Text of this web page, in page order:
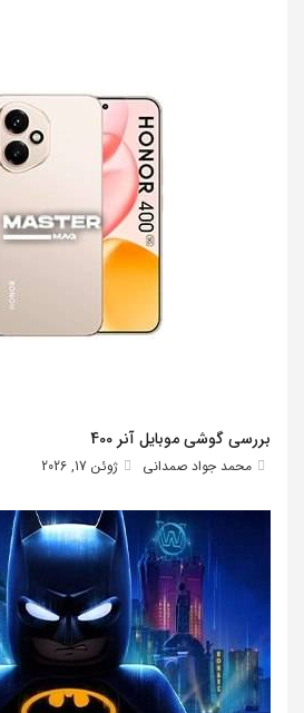
بررسی گوشی موبایل آنر 400
محمد جواد صمدانی ژوئن 17, 2026